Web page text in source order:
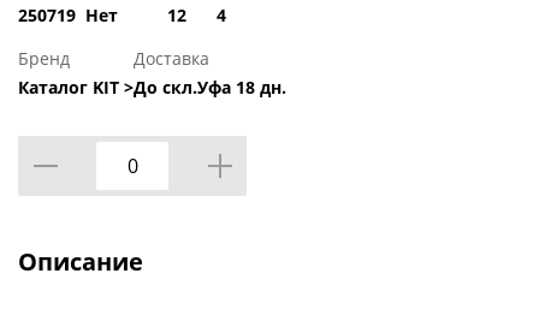
250719 Нет
12
4
Бренд
Каталог KIT >
Доставка
До скл.Уфа 18 дн.
Описание